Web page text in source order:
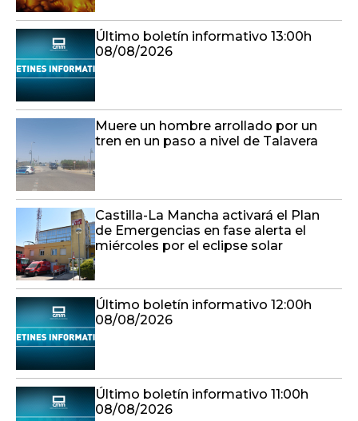
Último boletín informativo 13:00h
08/08/2026
Muere un hombre arrollado por un
tren en un paso a nivel de Talavera
Castilla-La Mancha activará el Plan
de Emergencias en fase alerta el
miércoles por el eclipse solar
Último boletín informativo 12:00h
08/08/2026
Último boletín informativo 11:00h
08/08/2026